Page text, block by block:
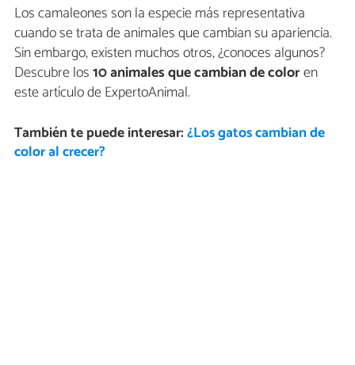
Los camaleones son la especie más representativa
cuando se trata de animales que cambian su apariencia.
Sin embargo, existen muchos otros, ¿conoces algunos?
Descubre los10 animales que cambian de coloren
este artículo de ExpertoAnimal.
También te puede interesar:¿Los gatos cambian de
color al crecer?